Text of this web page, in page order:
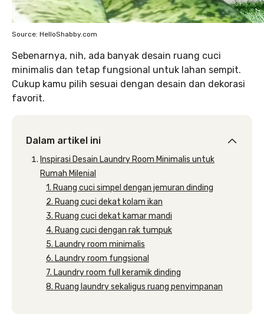
Source: HelloShabby.com
Sebenarnya, nih, ada banyak desain ruang cuci
minimalis dan tetap fungsional untuk lahan sempit.
Cukup kamu pilih sesuai dengan desain dan dekorasi
favorit.
Dalam artikel ini
Inspirasi Desain Laundry Room Minimalis untuk
Rumah Milenial
1. Ruang cuci simpel dengan jemuran dinding
2. Ruang cuci dekat kolam ikan
3. Ruang cuci dekat kamar mandi
4. Ruang cuci dengan rak tumpuk
5. Laundry room minimalis
6. Laundry room fungsional
7. Laundry room full keramik dinding
8. Ruang laundry sekaligus ruang penyimpanan